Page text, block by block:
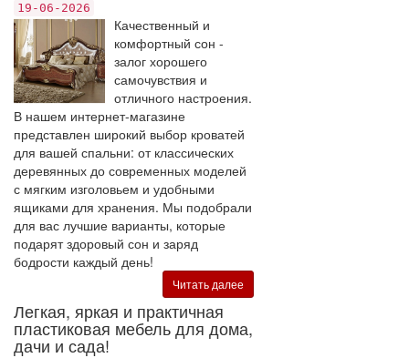
19-06-2026
Качественный и
комфортный сон -
залог хорошего
самочувствия и
отличного настроения.
В нашем интернет-магазине
представлен широкий выбор кроватей
для вашей спальни: от классических
деревянных до современных моделей
с мягким изголовьем и удобными
ящиками для хранения. Мы подобрали
для вас лучшие варианты, которые
подарят здоровый сон и заряд
бодрости каждый день!
Читать далее
Легкая, яркая и практичная
пластиковая мебель для дома,
дачи и сада!